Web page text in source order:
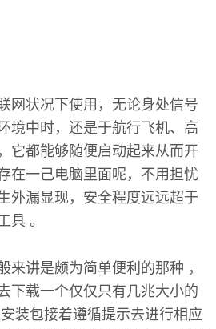
网状况下使用，无论身处信号
境中时，还是于航行飞机、高
它都能够随便启动起来从而开
在一己电脑里面呢，不用担忧
外漏显现，安全程度远远超于
具 。
来讲是颇为简单便利的那种 ，
下载一个仅仅只有几兆大小的
装包接着遵循提示去进行相应